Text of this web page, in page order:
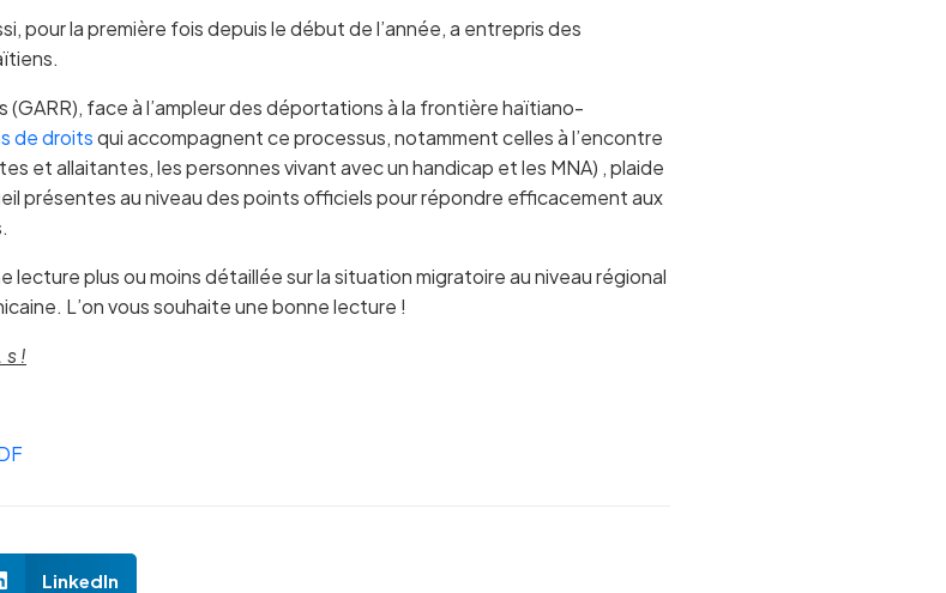
pour la première fois depuis le début de l’année, a entrepris des
(GARR), face à l’ampleur des déportations à la frontière haïtiano-
de droitsqui accompagnent ce processus, notamment celles à l’encontre
et allaitantes, les personnes vivant avec un handicap et les MNA) , plaide
présentes au niveau des points officiels pour répondre efficacement aux
lecture plus ou moins détaillée sur la situation migratoire au niveau régional
L’on vous souhaite une bonne lecture !
!
LinkedIn